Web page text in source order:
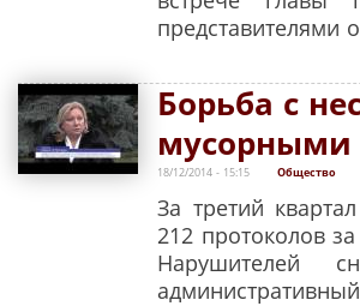
представителями
Борьба с
мусорными
18/12/2014 - 15:15 Общество
За третий
212 протоколов
Нарушителей